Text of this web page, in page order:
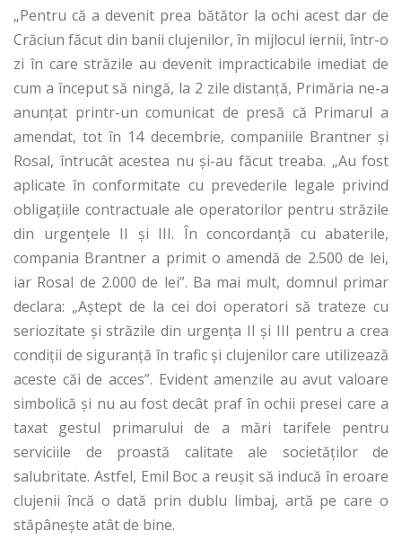
„Pentru că a devenit prea bătător la ochi acest dar de
Crăciun făcut din banii clujenilor, în mijlocul iernii, într-o
zi în care străzile au devenit impracticabile imediat de
cum a început să ningă, la 2 zile distanță, Primăria ne-a
anunțat printr-un comunicat de presă că Primarul a
amendat, tot în 14 decembrie, companiile Brantner și
Rosal, întrucât acestea nu și-au făcut treaba. „Au fost
aplicate în conformitate cu prevederile legale privind
obligațiile contractuale ale operatorilor pentru străzile
din urgențele II și III. În concordanță cu abaterile,
compania Brantner a primit o amendă de 2.500 de lei,
iar Rosal de 2.000 de lei”. Ba mai mult, domnul primar
declara: „Aștept de la cei doi operatori să trateze cu
seriozitate și străzile din urgența II și III pentru a crea
condiții de siguranță în trafic și clujenilor care utilizează
aceste căi de acces”. Evident amenzile au avut valoare
simbolică și nu au fost decât praf în ochii presei care a
taxat gestul primarului de a mări tarifele pentru
serviciile de proastă calitate ale societăților de
salubritate. Astfel, Emil Boc a reușit să inducă în eroare
clujenii încă o dată prin dublu limbaj, artă pe care o
stăpânește atât de bine.